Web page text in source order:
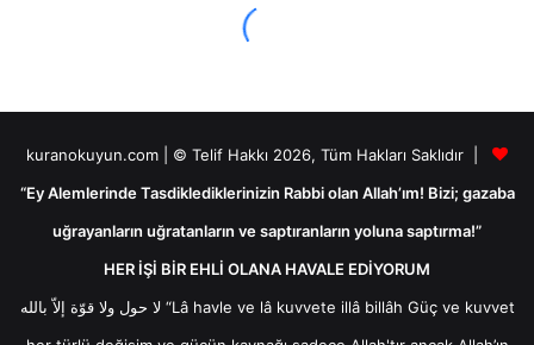
kuranokuyun.com | © Telif Hakkı 2026, Tüm Hakları Saklıdır |
“Ey Alemlerinde Tasdiklediklerinizin Rabbi olan Allah’ım! Bizi; gazaba
uğrayanların uğratanların ve saptıranların yoluna saptırma!”
HER İŞİ BİR EHLİ OLANA HAVALE EDİYORUM
لا حول ولا قوّة إلاّ بالله “Lâ havle ve lâ kuvvete illâ billâh Güç ve kuvvet